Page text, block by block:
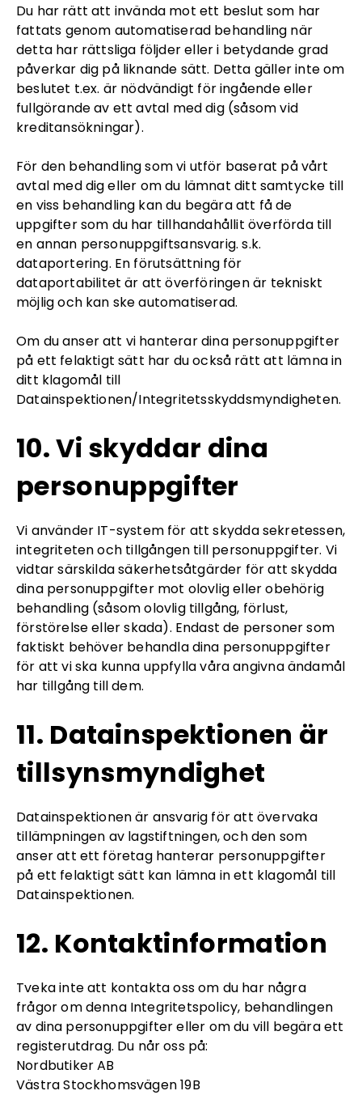
Du har rätt att invända mot ett beslut som har
fattats genom automatiserad behandling när
detta har rättsliga följder eller i betydande grad
påverkar dig på liknande sätt. Detta gäller inte om
beslutet t.ex. är nödvändigt för ingående eller
fullgörande av ett avtal med dig (såsom vid
kreditansökningar).
För den behandling som vi utför baserat på vårt
avtal med dig eller om du lämnat ditt samtycke till
en viss behandling kan du begära att få de
uppgifter som du har tillhandahållit överförda till
en annan personuppgiftsansvarig. s.k.
dataportering. En förutsättning för
dataportabilitet är att överföringen är tekniskt
möjlig och kan ske automatiserad.
Om du anser att vi hanterar dina personuppgifter
på ett felaktigt sätt har du också rätt att lämna in
ditt klagomål till
Datainspektionen/Integritetsskyddsmyndigheten.
10. Vi skyddar dina
personuppgifter
Vi använder IT-system för att skydda sekretessen,
integriteten och tillgången till personuppgifter. Vi
vidtar särskilda säkerhetsåtgärder för att skydda
dina personuppgifter mot olovlig eller obehörig
behandling (såsom olovlig tillgång, förlust,
förstörelse eller skada). Endast de personer som
faktiskt behöver behandla dina personuppgifter
för att vi ska kunna uppfylla våra angivna ändamål
har tillgång till dem.
11. Datainspektionen är
tillsynsmyndighet
Datainspektionen är ansvarig för att övervaka
tillämpningen av lagstiftningen, och den som
anser att ett företag hanterar personuppgifter
på ett felaktigt sätt kan lämna in ett klagomål till
Datainspektionen.
12. Kontaktinformation
Tveka inte att kontakta oss om du har några
frågor om denna Integritetspolicy, behandlingen
av dina personuppgifter eller om du vill begära ett
registerutdrag. Du når oss på:
Nordbutiker AB
Västra Stockhomsvägen 19B